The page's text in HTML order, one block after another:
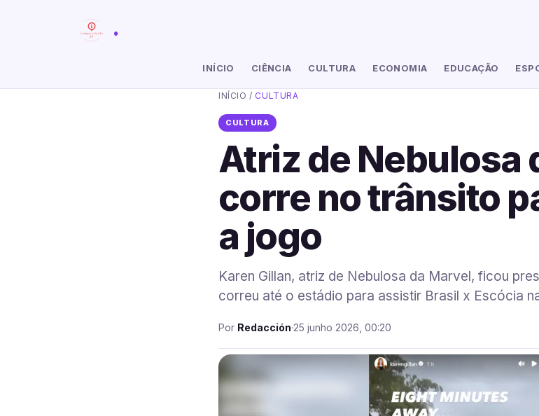
.
INÍCIO CIÊNCIA CULTURA ECONOMIA EDUCAÇÃO
INÍCIO / CULTURA
CULTURA
Atriz de Nebulosa
corre no trânsito
a jogo
Karen Gillan, atriz de Nebulosa da Marvel, ficou
correu até o estádio para assistir Brasil x Escócia
Por Redacción·25 junho 2026, 00:20